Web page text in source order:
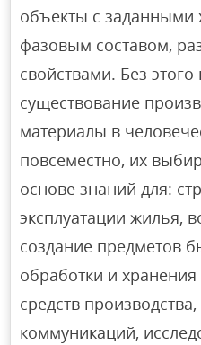
объекты с заданными
фазовым составом,
свойствами. Без
существование
материалы в
повсеместно, их
основе знаний для:
эксплуатации жилья,
создание предметов
обработки и
средств
коммуникаций,